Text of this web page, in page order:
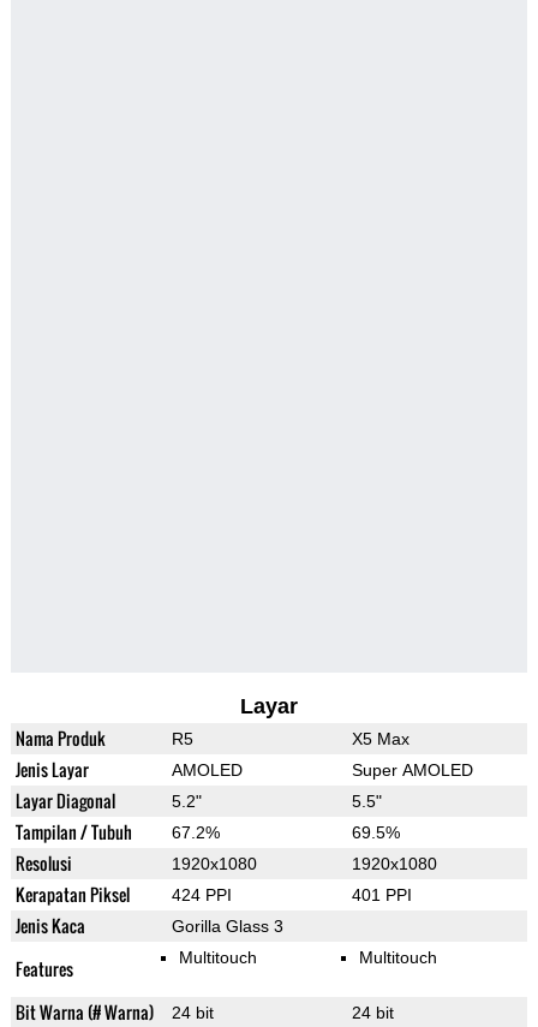
Layar
Nama Produk R5 X5 Max
Jenis Layar AMOLED Super AMOLED
Layar Diagonal 5.2" 5.5"
Tampilan / Tubuh 67.2% 69.5%
Resolusi 1920x1080 1920x1080
Kerapatan Piksel 424 PPI 401 PPI
Jenis Kaca Gorilla Glass 3
Features Multitouch Multitouch
Bit Warna (# Warna) 24 bit 24 bit